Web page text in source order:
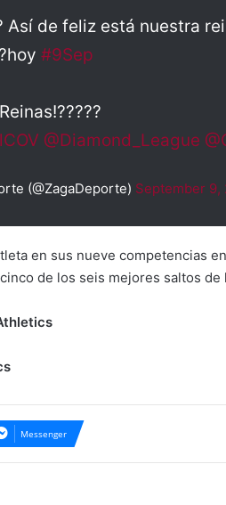
Así de feliz está nuestra
#9Sep
@Diamond_League
(@ZagaDeporte) September 9,
en sus nueve competencias
de los seis mejores saltos
Messenger